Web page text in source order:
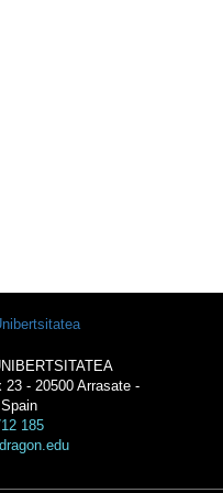
- 20500 Arrasate -
185